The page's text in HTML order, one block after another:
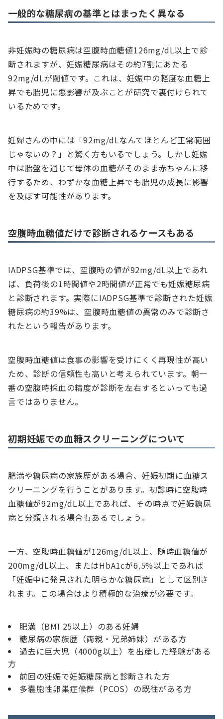
一般的な糖尿病の基準とはまったく異なる
非妊娠時の糖尿病は空腹時血糖値126mg/dL以上で診
断されますが、妊娠糖尿病はその約7割にあたる
92mg/dLが閾値です。これは、妊娠中の軽度な血糖上
昇でも胎児に悪影響が及ぶことが研究で裏付けられて
いるためです。
妊婦さんの中には「92mg/dLなんてほとんど正常範囲
じゃないの？」と驚く方もいるでしょう。しかし妊娠
中は胎盤を通じて母体の血糖がそのまま赤ちゃんに移
行するため、わずかな血糖上昇でも胎児の成長に影響
を及ぼす可能性があります。
空腹時血糖値だけで診断されるケースもある
IADPSG基準では、空腹時の値が92mg/dL以上であれ
ば、負荷後の1時間値や2時間値が正常でも妊娠糖尿病
と診断されます。実際にIADPSG基準で診断された妊娠
糖尿病の約39%は、空腹時血糖値の異常のみで診断さ
れたという報告があります。
空腹時血糖値は食事の影響を受けにくく再現性が高い
ため、診断の信頼性も高いと考えられています。朝一
番の空腹時採血の精度が診断を左右するといっても過
言ではありません。
初期妊娠での血糖スクリーニングについて
肥満や糖尿病の家族歴がある場合、妊娠初期に血糖ス
クリーニングを行うことがあります。初診時に空腹時
血糖値が92mg/dL以上であれば、その時点で妊娠糖尿
病と分類される場合もあるでしょう。
一方、空腹時血糖値が126mg/dL以上、随時血糖値が
200mg/dL以上、またはHbA1cが6.5%以上であれば
「妊娠中に発見された明らかな糖尿病」として区別さ
れます。この場合はより積極的な治療が必要です。
肥満（BMI 25以上）のある妊婦
糖尿病の家族歴（両親・兄弟姉妹）がある方
過去に巨大児（4000g以上）を出産した経験がある
方
前回の妊娠で妊娠糖尿病と診断された方
多嚢胞性卵巣症候群（PCOS）の既往がある方